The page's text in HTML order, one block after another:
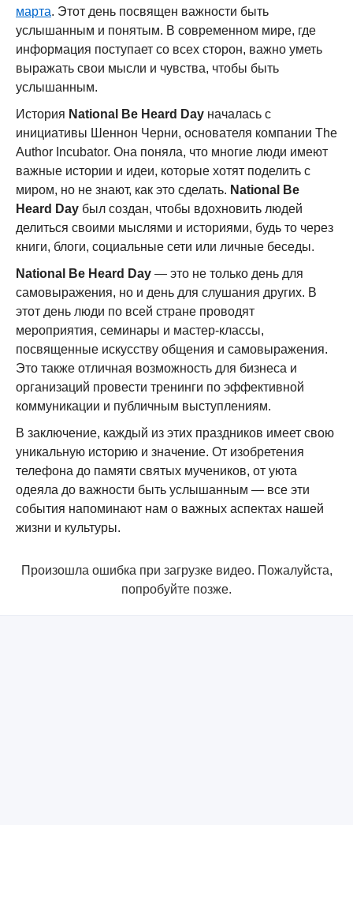
марта. Этот день посвящен важности быть
услышанным и понятым. В современном мире, где
информация поступает со всех сторон, важно уметь
выражать свои мысли и чувства, чтобы быть
услышанным.
История National Be Heard Day началась с
инициативы Шеннон Черни, основателя компании The
Author Incubator. Она поняла, что многие люди имеют
важные истории и идеи, которые хотят поделить с
миром, но не знают, как это сделать. National Be
Heard Day был создан, чтобы вдохновить людей
делиться своими мыслями и историями, будь то через
книги, блоги, социальные сети или личные беседы.
National Be Heard Day — это не только день для
самовыражения, но и день для слушания других. В
этот день люди по всей стране проводят
мероприятия, семинары и мастер-классы,
посвященные искусству общения и самовыражения.
Это также отличная возможность для бизнеса и
организаций провести тренинги по эффективной
коммуникации и публичным выступлениям.
В заключение, каждый из этих праздников имеет свою
уникальную историю и значение. От изобретения
телефона до памяти святых мучеников, от уюта
одеяла до важности быть услышанным — все эти
события напоминают нам о важных аспектах нашей
жизни и культуры.
Произошла ошибка при загрузке видео. Пожалуйста,
попробуйте позже.